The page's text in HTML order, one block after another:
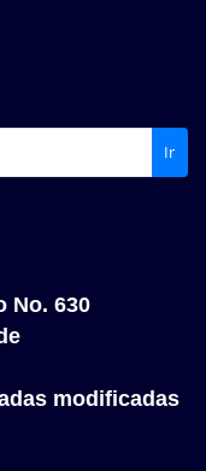
Ir
No. 630
modificadas